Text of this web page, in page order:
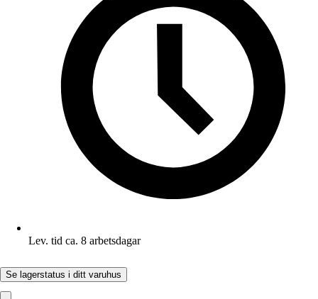
Lev. tid ca. 8 arbetsdagar
Se lagerstatus i ditt varuhus